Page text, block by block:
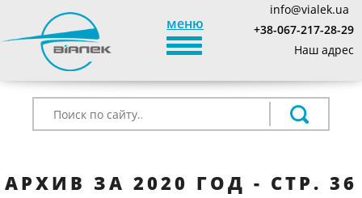
меню
TOGGLE_NAVIGATION
info@vialek.ua
+38-067-217-28-29
Наш адрес
АРХИВ ЗА 2020 ГОД - СТР. 36